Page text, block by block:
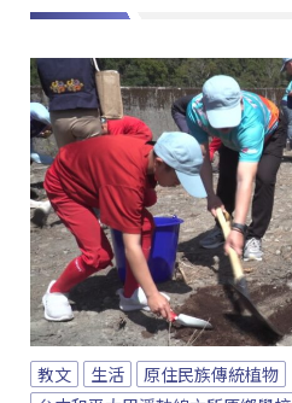
教文 生活
原住民族傳統植物